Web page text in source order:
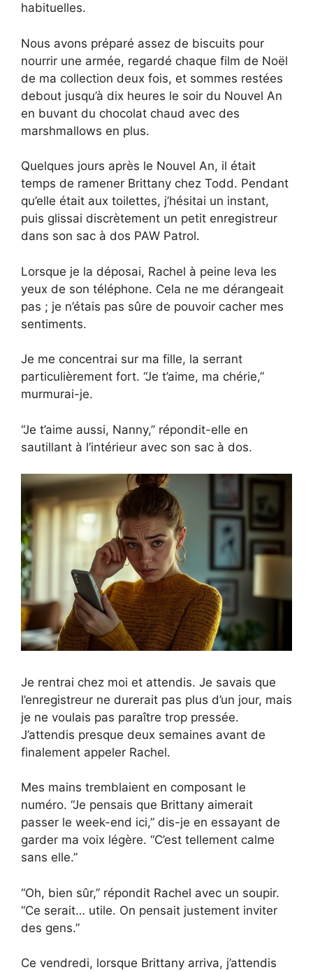
habituelles.
Nous avons préparé assez de biscuits pour
nourrir une armée, regardé chaque film de Noël
de ma collection deux fois, et sommes restées
debout jusqu’à dix heures le soir du Nouvel An
en buvant du chocolat chaud avec des
marshmallows en plus.
Quelques jours après le Nouvel An, il était
temps de ramener Brittany chez Todd. Pendant
qu’elle était aux toilettes, j’hésitai un instant,
puis glissai discrètement un petit enregistreur
dans son sac à dos PAW Patrol.
Lorsque je la déposai, Rachel à peine leva les
yeux de son téléphone. Cela ne me dérangeait
pas ; je n’étais pas sûre de pouvoir cacher mes
sentiments.
Je me concentrai sur ma fille, la serrant
particulièrement fort. “Je t’aime, ma chérie,”
murmurai-je.
“Je t’aime aussi, Nanny,” répondit-elle en
sautillant à l’intérieur avec son sac à dos.
Je rentrai chez moi et attendis. Je savais que
l’enregistreur ne durerait pas plus d’un jour, mais
je ne voulais pas paraître trop pressée.
J’attendis presque deux semaines avant de
finalement appeler Rachel.
Mes mains tremblaient en composant le
numéro. “Je pensais que Brittany aimerait
passer le week-end ici,” dis-je en essayant de
garder ma voix légère. “C’est tellement calme
sans elle.”
“Oh, bien sûr,” répondit Rachel avec un soupir.
“Ce serait… utile. On pensait justement inviter
des gens.”
Ce vendredi, lorsque Brittany arriva, j’attendis